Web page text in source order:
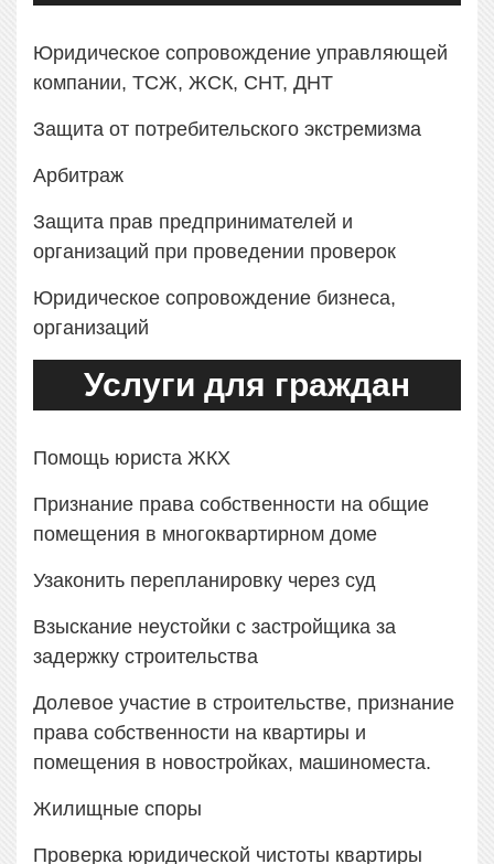
Юридическое сопровождение управляющей
компании, ТСЖ, ЖСК, СНТ, ДНТ
Защита от потребительского экстремизма
Арбитраж
Защита прав предпринимателей и
организаций при проведении проверок
Юридическое сопровождение бизнеса,
организаций
Услуги для граждан
Помощь юриста ЖКХ
Признание права собственности на общие
помещения в многоквартирном доме
Узаконить перепланировку через суд
Взыскание неустойки с застройщика за
задержку строительства
Долевое участие в строительстве, признание
права собственности на квартиры и
помещения в новостройках, машиноместа.
Жилищные споры
Проверка юридической чистоты квартиры